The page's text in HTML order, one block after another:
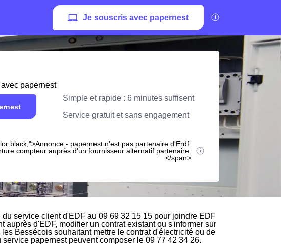
Je souscris avec papernest
papernest
Simple et rapide : 6 minutes suffisent
Service gratuit et sans engagement
- papernest n'est pas partenaire d'Erdf.
compteur auprès d'un fournisseur alternatif partenaire.
</span>
service client d'EDF au 09 69 32 15 15 pour joindre EDF
auprès d'EDF, modifier un contrat existant ou s'informer sur
Bessécois souhaitant mettre le contrat d'électricité ou de
papernest peuvent composer le 09 77 42 34 26.